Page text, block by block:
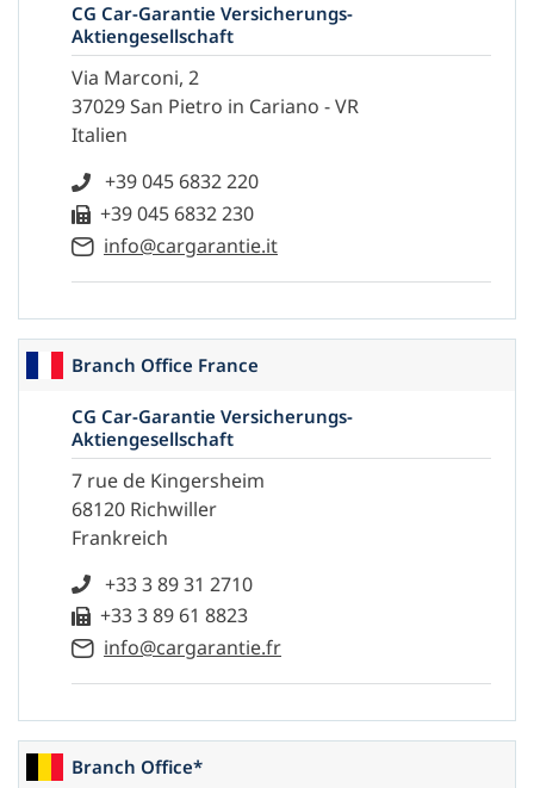
CG Car-Garantie Versicherungs-
Aktiengesellschaft
Via Marconi, 2
37029 San Pietro in Cariano - VR
Italien
+39 045 6832 220
+39 045 6832 230
info@cargarantie.it
Branch Office France
CG Car-Garantie Versicherungs-
Aktiengesellschaft
7 rue de Kingersheim
68120 Richwiller
Frankreich
+33 3 89 31 2710
+33 3 89 61 8823
info@cargarantie.fr
Branch Office*